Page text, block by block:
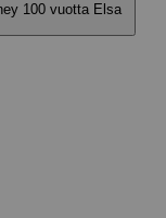
100 vuotta Elsa